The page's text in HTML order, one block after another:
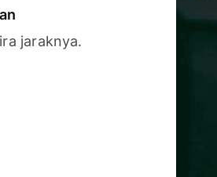
jaraknya.